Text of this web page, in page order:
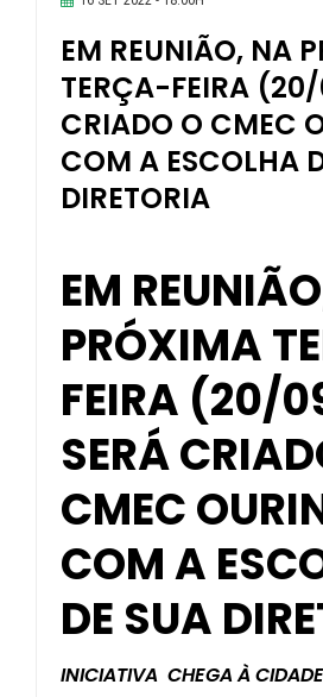
EM REUNIÃO, NA
TERÇA-FEIRA
CRIADO O CMEC
COM A ESCOLHA
DIRETORIA
EM
PRÓXIMA
FEIRA (20/
SERÁ
CMEC
COM A
DE SUA
INICIATIVA CHEGA À